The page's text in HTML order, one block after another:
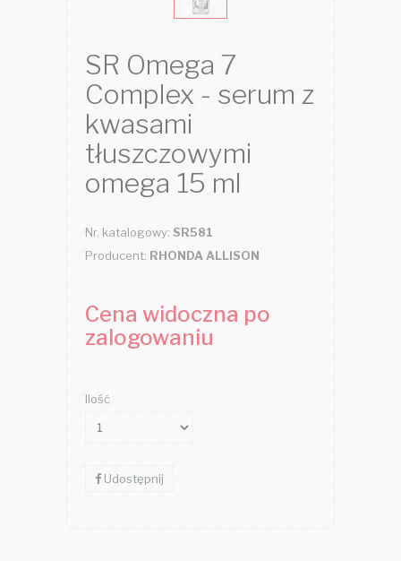
SR Omega 7
Complex - serum z
kwasami
tłuszczowymi
omega 15 ml
Nr. katalogowy: SR581
Producent: RHONDA ALLISON
Cena widoczna po
zalogowaniu
Ilość
Udostępnij